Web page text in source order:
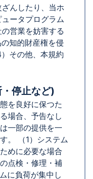
んしたり、当ホ
ータプログラム
営業を妨害する
知的財産権を侵
その他、本規約
停止など)
を良好に保つた
場合、予告なし
一部の提供を一
。 （1）システム
めに必要な場合
点検・修理・補
に負荷が集中し